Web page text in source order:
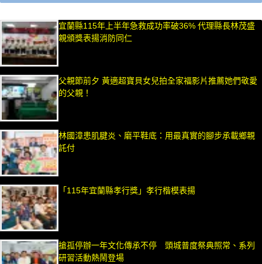
宜蘭縣115年上半年急救成功率破36% 代理縣長林茂盛
親頒獎表揚消防同仁
父親節前夕 黃適超寶貝女兒拍全家福影片推薦她們敬愛
的父親！
林國漳患肌腱炎、磨平鞋底：用最真實的腳步承載鄉親
託付
「115年宜蘭縣孝行獎」孝行楷模表揚
搶孤停辦一年文化傳承不停 頭城普度祭典照常、系列
研習活動熱鬧登場